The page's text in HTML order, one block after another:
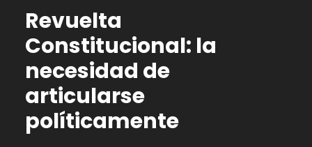
Revuelta
Constitucional: la
necesidad de
articularse
políticamente